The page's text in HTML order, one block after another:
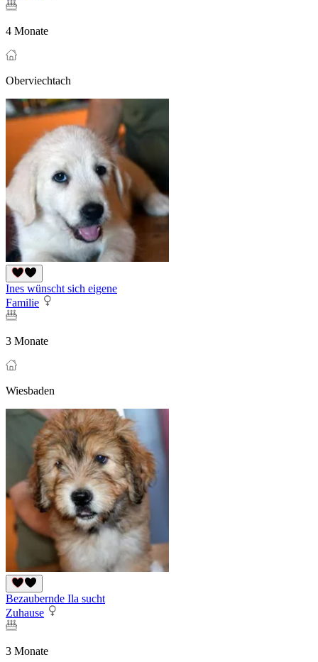
4 Monate
Oberviechtach
Ines wünscht sich eigene
Familie
3 Monate
Wiesbaden
Bezaubernde Ila sucht
Zuhause
3 Monate